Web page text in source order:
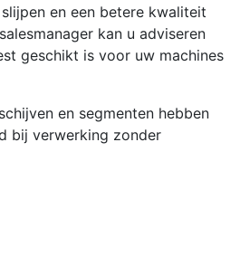
en een betere kwaliteit
kan u adviseren
geschikt is voor uw machines
en segmenten hebben
bij verwerking zonder